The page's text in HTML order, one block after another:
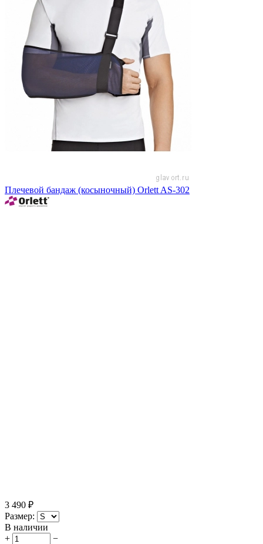
Плечевой бандаж (косыночный) Orlett AS-302
3 490 ₽
Размер:
В наличии
+
−